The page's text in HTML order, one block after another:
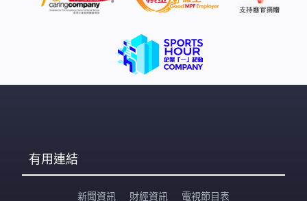
有用連結
新聞資訊 財經資訊 電視節目表